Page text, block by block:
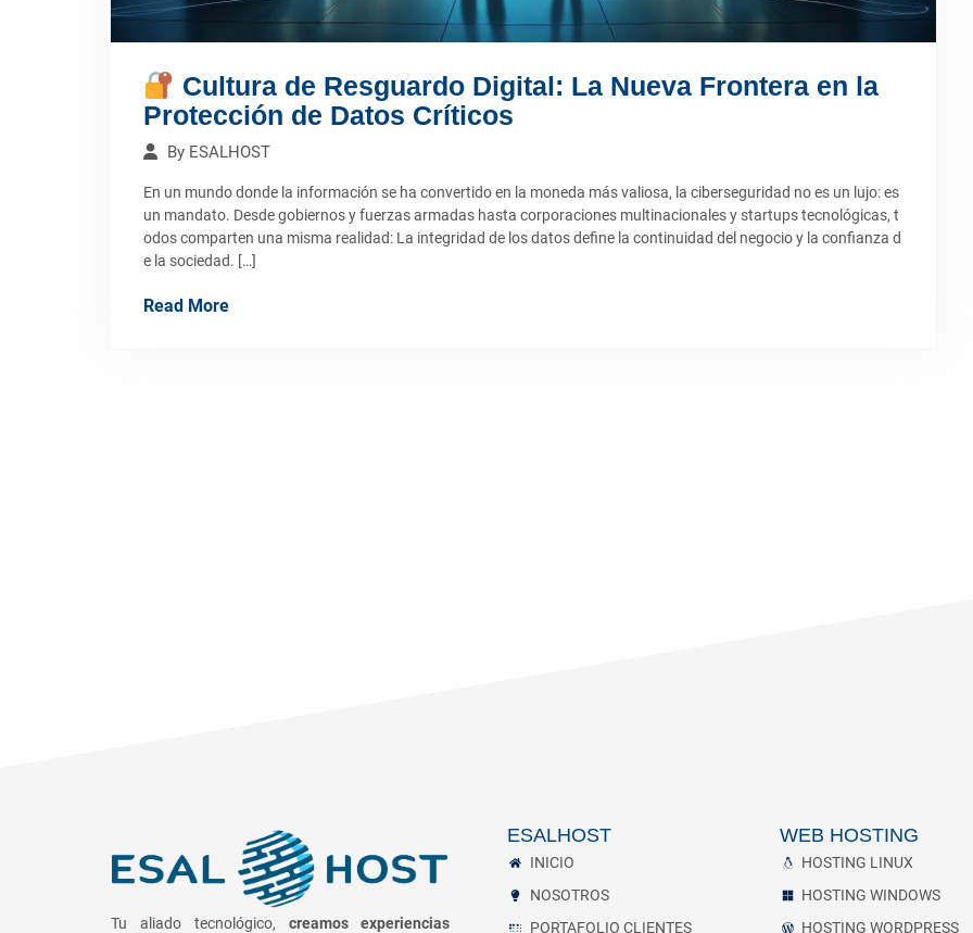
Cultura de Resguardo Digital: La Nueva Frontera en la
Protección de Datos Críticos
By ESALHOST
En un mundo donde la información se ha convertido en la moneda más valiosa, la ciberseguridad no es un lujo: es
un mandato. Desde gobiernos y fuerzas armadas hasta corporaciones multinacionales y startups tecnológicas, t
odos comparten una misma realidad: La integridad de los datos define la continuidad del negocio y la confianza d
e la sociedad. […]
Read More
Tu aliado tecnológico, creamos experiencias
ESALHOST
INICIO
NOSOTROS
PORTAFOLIO CLIENTES
WEB HOSTING
HOSTING LINUX
HOSTING WINDOWS
HOSTING WORDPRESS